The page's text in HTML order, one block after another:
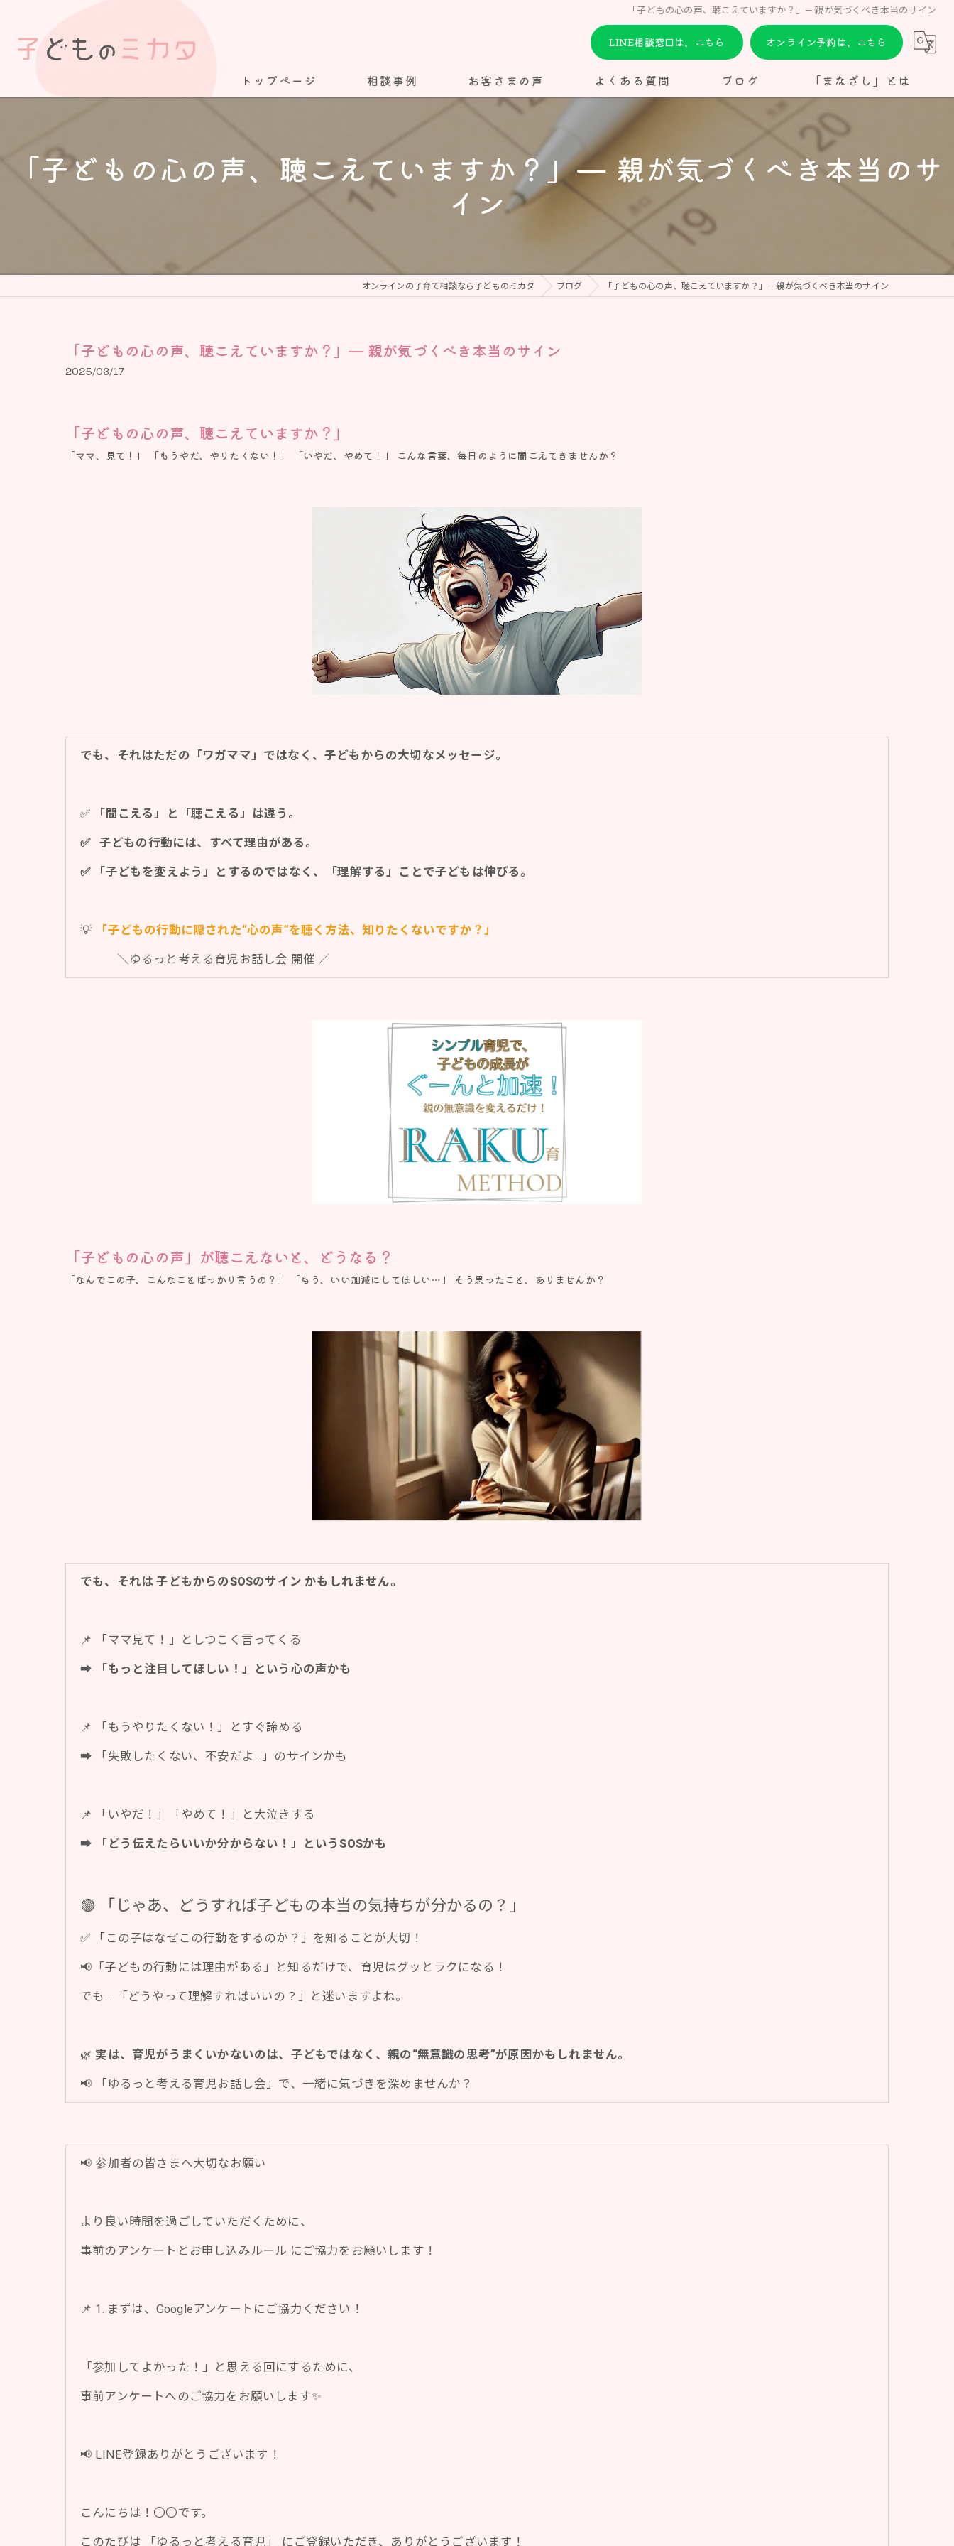
「子どもの心の声、聴こえていますか？」— 親が気づくべき本当のサイン
LINE相談窓口は、こちら オンライン予約は、こちら
トップページ 相談事例 お客さまの声 よくある質問 ブログ 「まなざし」とは
「子どもの心の声、聴こえていますか？」— 親が気づくべき本当のサ
イン
オンラインの子育て相談なら子どものミカタ ブログ 「子どもの心の声、聴こえていますか？」— 親が気づくべき本当のサイン
「子どもの心の声、聴こえていますか？」— 親が気づくべき本当のサイン
2025/03/17
「子どもの心の声、聴こえていますか？」
「ママ、見て！」 「もうやだ、やりたくない！」 「いやだ、やめて！」 こんな言葉、毎日のように聞こえてきませんか？
でも、それはただの「ワガママ」ではなく、子どもからの大切なメッセージ。
✅ 「聞こえる」と「聴こえる」は違う。
✅ 子どもの行動には、すべて理由がある。
✅ 「子どもを変えよう」とするのではなく、「理解する」ことで子どもは伸びる。
💡 「子どもの行動に隠された“心の声”を聴く方法、知りたくないですか？」
＼ゆるっと考える育児お話し会 開催 ／
「子どもの心の声」が聴こえないと、どうなる？
「なんでこの子、こんなことばっかり言うの？」 「もう、いい加減にしてほしい…」 そう思ったこと、ありませんか？
でも、それは 子どもからのSOSのサイン かもしれません。
📌 「ママ見て！」としつこく言ってくる
➡ 「もっと注目してほしい！」という心の声かも
📌 「もうやりたくない！」とすぐ諦める
➡ 「失敗したくない、不安だよ…」のサインかも
📌 「いやだ！」「やめて！」と大泣きする
➡ 「どう伝えたらいいか分からない！」というSOSかも
🟢 「じゃあ、どうすれば子どもの本当の気持ちが分かるの？」
✅ 「この子はなぜこの行動をするのか？」を知ることが大切！
📢「子どもの行動には理由がある」と知るだけで、育児はグッとラクになる！
でも… 「どうやって理解すればいいの？」と迷いますよね。
🌿 実は、育児がうまくいかないのは、子どもではなく、親の“無意識の思考”が原因かもしれません。
📢 「ゆるっと考える育児お話し会」で、一緒に気づきを深めませんか？
📢 参加者の皆さまへ大切なお願い
より良い時間を過ごしていただくために、
事前のアンケートとお申し込みルール にご協力をお願いします！
📌 1. まずは、Googleアンケートにご協力ください！
「参加してよかった！」と思える回にするために、
事前アンケートへのご協力をお願いします✨
📢 LINE登録ありがとうございます！
こんにちは！〇〇です。
このたびは 「ゆるっと考える育児」 にご登録いただき、ありがとうございます！